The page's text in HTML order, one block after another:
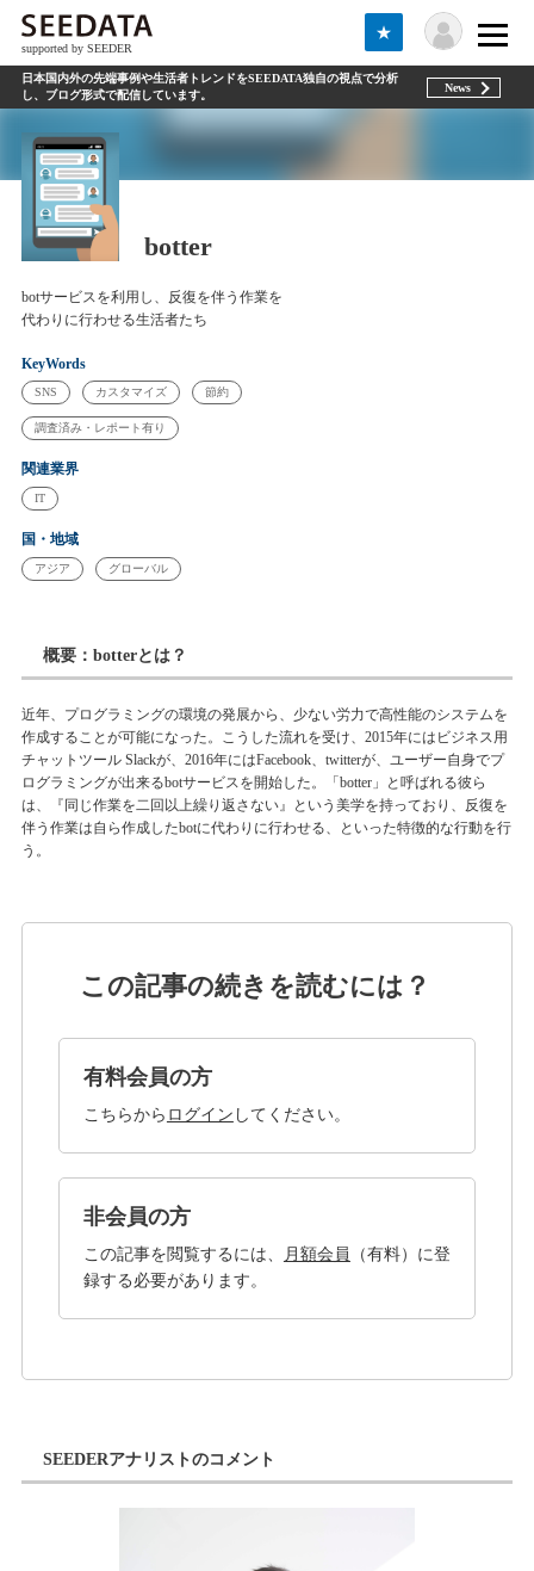
supported by SEEDER
★
日本国内外の先端事例や生活者トレンドをSEEDATA独自の視点で分析
し、ブログ形式で配信しています。
News
botter
botサービスを利用し、反復を伴う作業を
代わりに行わせる生活者たち
KeyWords
SNS カスタマイズ 節約
調査済み・レポート有り
関連業界
IT
国・地域
アジア グローバル
概要：botterとは？
近年、プログラミングの環境の発展から、少ない労力で高性能のシステムを
作成することが可能になった。こうした流れを受け、2015年にはビジネス用
チャットツール Slackが、2016年にはFacebook、twitterが、ユーザー自身でプ
ログラミングが出来るbotサービスを開始した。「botter」と呼ばれる彼ら
は、『同じ作業を二回以上繰り返さない』という美学を持っており、反復を
伴う作業は自ら作成したbotに代わりに行わせる、といった特徴的な行動を行
う。
この記事の続きを読むには？
有料会員の方
こちらから ログイン してください。
非会員の方
この記事を閲覧するには、 月額会員
（有料）に登
録する必要があります。
SEEDERアナリストのコメント